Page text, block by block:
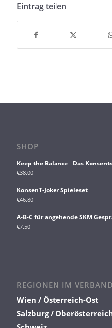
Eintrag teilen
SHOP
Keep the Balance - Das
€38.00
KonsenT-Joker Spieleset
€46.80
A-B-C für angehende SKM
€7.50
REGIONEN IM VERBAND
Wien / Österreich-Ost
Salzburg / Oberösterreich